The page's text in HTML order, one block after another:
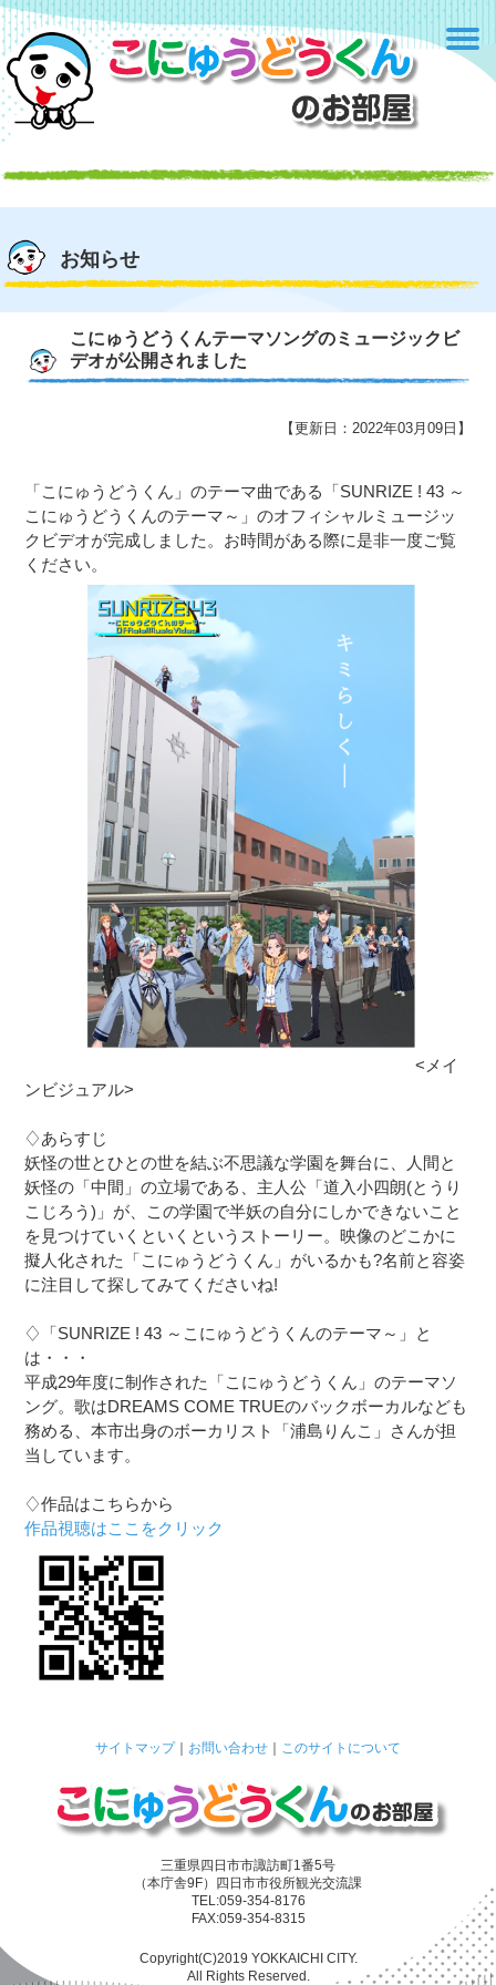
お知らせ
こにゅうどうくんテーマソングのミュージックビ
デオが公開されました
【更新日：2022年03月09日】
「こにゅうどうくん」のテーマ曲である「SUNRIZE ! 43 ～
こにゅうどうくんのテーマ～」のオフィシャルミュージッ
クビデオが完成しました。お時間がある際に是非一度ご覧
ください。
<メイ
ンビジュアル>
♢あらすじ
妖怪の世とひとの世を結ぶ不思議な学園を舞台に、人間と
妖怪の「中間」の立場である、主人公「道入小四朗(とうり
こじろう)」が、この学園で半妖の自分にしかできないこと
を見つけていくといくというストーリー。映像のどこかに
擬人化された「こにゅうどうくん」がいるかも?名前と容姿
に注目して探してみてくださいね!
♢「SUNRIZE ! 43 ～こにゅうどうくんのテーマ～」と
は・・・
平成29年度に制作された「こにゅうどうくん」のテーマソ
ング。歌はDREAMS COME TRUEのバックボーカルなども
務める、本市出身のボーカリスト「浦島りんこ」さんが担
当しています。
♢作品はこちらから
作品視聴はここをクリック
サイトマップ｜ お問い合わせ このサイトについて
三重県四日市市諏訪町1番5号
（本庁舎9F）四日市市役所観光交流課
TEL:059-354-8176
FAX:059-354-8315
Copyright(C)2019 YOKKAICHI CITY.
All Rights Reserved.